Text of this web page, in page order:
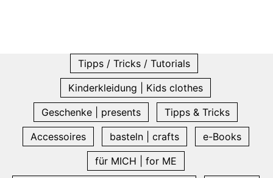
Tipps / Tricks / Tutorials
Kinderkleidung | Kids clothes
Geschenke | presents
Tipps & Tricks
Accessoires
basteln | crafts
e-Books
für MICH | for ME